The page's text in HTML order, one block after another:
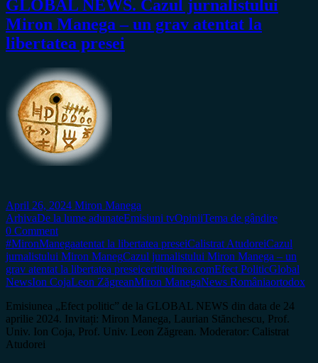
GLOBAL NEWS. Cazul jurnalistului
Miron Manega – un grav atentat la
libertatea presei
April 26, 2024 Miron Manega
ArhivaDe la lume adunateEmisiuni tvOpiniiTema de gândire
0 Comment
#MironManegaatentat la libertatea preseiCalistrat AtudoreiCazul
jurnalistului Miron ManegCazul jurnalistului Miron Manega – un
grav atentat la libertatea preseicertitudinea.comEfect PoliticGlobal
NewsIon CojaLeon ZăgreanMiron ManegaNews Româniaortodox
Emisiunea „Efect politic” de la GLOBAL NEWS din data de 24
aprilie 2024. Invitați: Miron Manega, Laurian Stănchescu, Prof.
Univ. Ion Coja, Prof. Univ. Leon Zăgrean. Moderator: Calistrat
Atudorei